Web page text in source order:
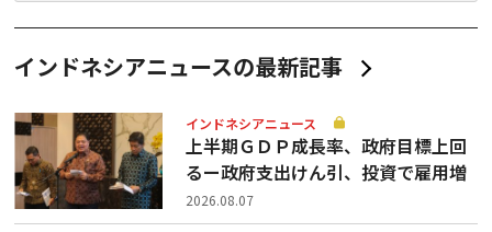
インドネシアニュースの最新記事
インドネシアニュース
上半期ＧＤＰ成長率、政府目標上回
るー政府支出けん引、投資で雇用増
2026.08.07